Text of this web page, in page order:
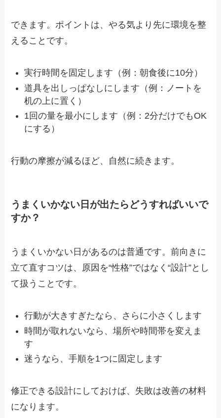
できます。ポイントは、やる気より先に環境を整
えることです。
実行時間を固定します（例：朝食後に10分）
道具を出しっぱなしにします（例：ノートを
机の上に置く）
1回の量を最小にします（例：2分だけでもOK
にする）
行動の摩擦が減るほど、自然に続きます。
うまくいかない日が出たらどうすればいいで
すか？
うまくいかない日があるのは普通です。前向きに
立て直すコツは、原因を“性格”ではなく“設計”とし
て扱うことです。
行動が大きすぎたなら、さらに小さくします
時間が取れないなら、場所や時間帯を変えま
す
迷うなら、手順を1つに固定します
修正できる設計にしておけば、失敗は改善の材料
になります。